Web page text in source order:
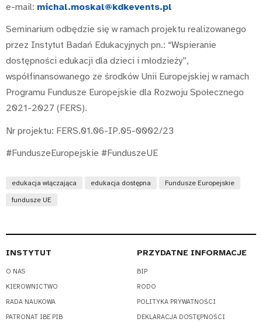
e-mail: michal.moskal@kdkevents.pl
Seminarium odbędzie się w ramach projektu realizowanego
przez Instytut Badań Edukacyjnych pn.: “Wspieranie
dostępności edukacji dla dzieci i młodzieży”,
współfinansowanego ze środków Unii Europejskiej w ramach
Programu Fundusze Europejskie dla Rozwoju Społecznego
2021-2027 (FERS).
Nr projektu: FERS.01.06-IP.05-0002/23
#FunduszeEuropejskie #FunduszeUE
edukacja włączająca edukacja dostępna Fundusze Europejskie
fundusze UE
INSTYTUT
O NAS
KIEROWNICTWO
RADA NAUKOWA
PATRONAT IBE PIB
PRZYDATNE INFORMACJE
BIP
RODO
POLITYKA PRYWATNOŚCI
DEKLARACJA DOSTĘPNOŚCI